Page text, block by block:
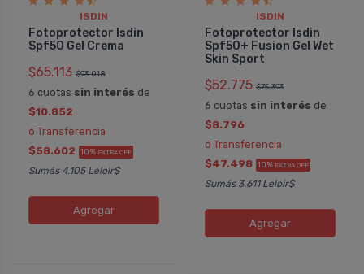
ISDIN
Fotoprotector Isdin
Spf50 Gel Crema
$65.113 $93.018
6 cuotas sin interés de
$10.852
ó Transferencia
$58.602 10% EXTRA OFF
Sumás 4.105 Leloir$
Agregar
ISDIN
Fotoprotector Isdin
Spf50+ Fusion Gel Wet
Skin Sport
$52.775 $75.393
6 cuotas sin interés de
$8.796
ó Transferencia
$47.498 10% EXTRA OFF
Sumás 3.611 Leloir$
Agregar